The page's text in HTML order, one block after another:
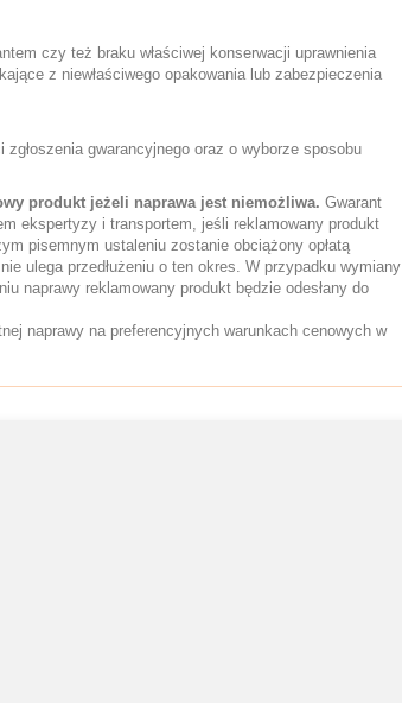
czy też braku właściwej konserwacji uprawnienia
z niewłaściwego opakowania lub zabezpieczenia
gwarancyjnego oraz o wyborze sposobu
produkt jeżeli naprawa jest niemożliwa. Gwarant
ekspertyzy i transportem, jeśli reklamowany produkt
pisemnym ustaleniu zostanie obciążony opłatą
ulega przedłużeniu o ten okres. W przypadku wymiany
naprawy reklamowany produkt będzie odesłany do
naprawy na preferencyjnych warunkach cenowych w